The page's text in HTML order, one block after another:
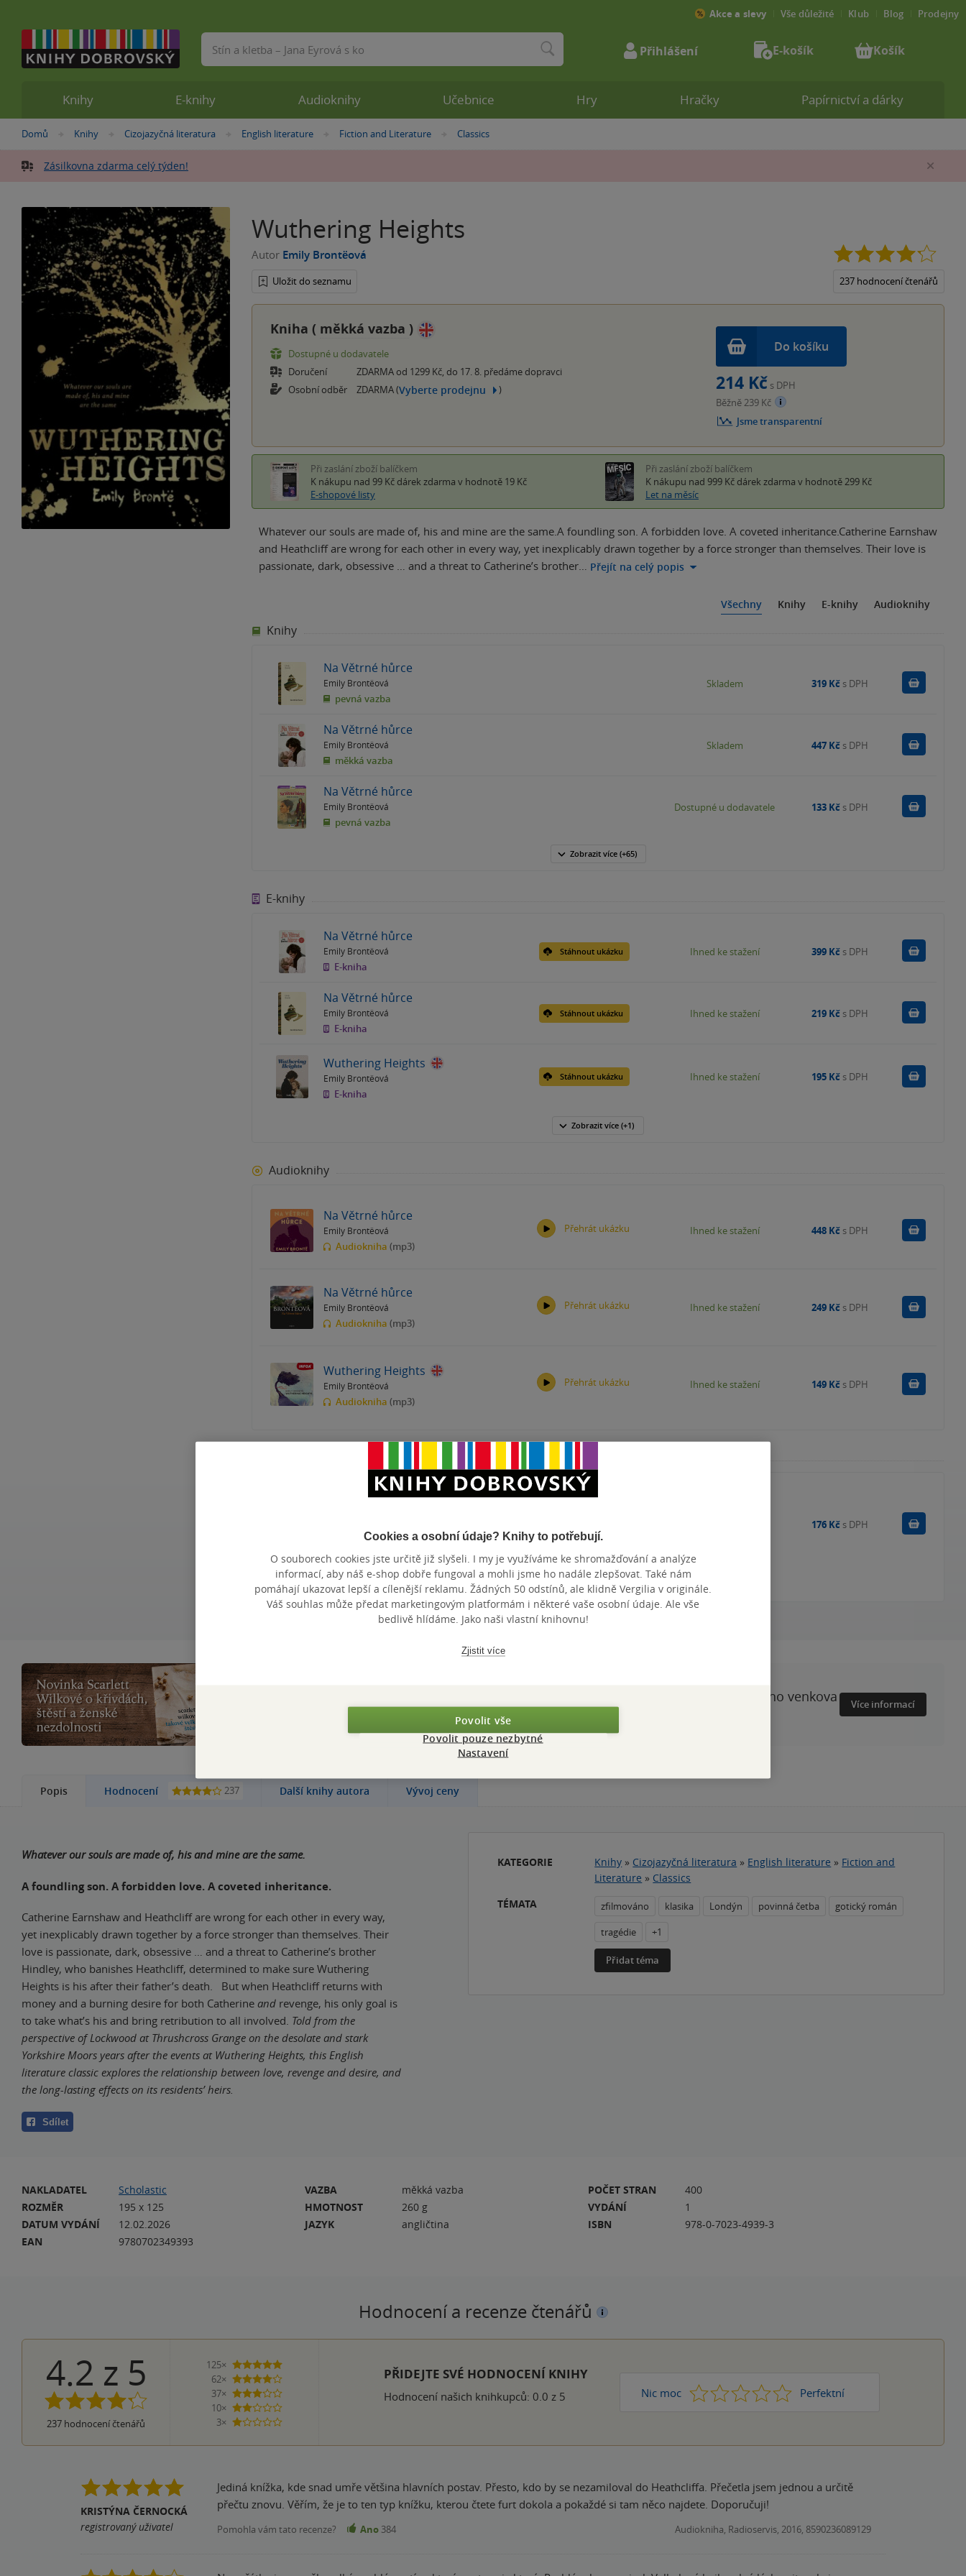
Nacházíte
zde:
Domů »
Knihy »
Cizojazyčná literatura »
English literature »Fiction and Literature »
Classics
Zásilkovna zdarma celý týden!
Wuthering Heights
Autor Emily Brontëová
Uložit do seznamu
5
237 hodnocení čtenářů
Kniha ( měkká vazba )
Dostupné u dodavatele
Doručení
ZDARMA od 1299 Kč, do 17. 8. předáme dopravci
Osobní odběr
ZDARMA (Vyberte prodejnu )
Do košíku
214 Kč s DPH
Běžně 239 Kč
Jsme transparentní
Při zaslání zboží balíčkem
K nákupu nad 99 Kč dárek zdarma v hodnotě 19 Kč
E-shopové listy
Při zaslání zboží balíčkem
K nákupu nad 999 Kč dárek zdarma v hodnotě 299 Kč
Let na měsíc
Whatever our souls are made of, his and mine are the same.A foundling son. A forbidden love. A coveted inheritance.Catherine Earnshaw
and Heathcliff are wrong for each other in every way, yet inexplicably drawn together by a force stronger than themselves. Their love is
passionate, dark, obsessive … and a threat to Catherine’s brother… Přejít na celý popis
Všechny Knihy E-knihy Audioknihy
Knihy
Na Větrné hůrce
Emily Brontëová
pevná vazba
Skladem 319 Kč s DPH
Na Větrné hůrce
Emily Brontëová
měkká vazba
Skladem 447 Kč s DPH
Na Větrné hůrce
Emily Brontëová
pevná vazba
Dostupné u dodavatele 133 Kč s DPH
Zobrazit více(+65)
E-knihy
Na Větrné hůrce
Emily Brontëová
E-kniha
Stáhnout ukázku Ihned ke stažení 399 Kč s DPH Koupit
Na Větrné hůrce
Emily Brontëová
E-kniha
Stáhnout ukázku Ihned ke stažení 219 Kč s DPH Koupit
Wuthering Heights
Emily Brontëová
E-kniha
Stáhnout ukázku Ihned ke stažení 195 Kč s DPH Koupit
Zobrazit více (+1)
Audioknihy
Na Větrné hůrce
Emily Brontëová
Audiokniha (mp3)
Přehrát ukázku Ihned ke stažení 448 Kč s DPH Koupit
Na Větrné hůrce
Emily Brontëová
Audiokniha (mp3)
Přehrát ukázku Ihned ke stažení 249 Kč s DPH Koupit
Wuthering Heights
Emily Brontëová
Audiokniha (mp3)
Přehrát ukázku
00:00
Ihned ke stažení 149 Kč s DPH Koupit
Les Hauts de Hurlevent - Niveau
Emily Brontëová
měkká vazba
176 Kč s DPH
Zobrazitvíce (+3)
Rodinná sága z poválečného Československa zachycuje osudy jedné ženy i proměny českého venkova
v době, kdy se životy měnily ze dne na den.
Více informací
Popis Hodnocení 237 Další knihy autora Vývoj ceny
Whatever our souls are made of, his and mine are the same.
A foundling son. A forbidden love. A coveted inheritance.
Catherine Earnshaw and Heathcliff are wrong for each other in every way,
yet inexplicably drawn together by a force stronger than themselves. Their
love is passionate, dark, obsessive … and a threat to Catherine’s brother
Hindley, who banishes Heathcliff, determined to make sure Wuthering
Heights is his after their father’s death. But when Heathcliff returns with
money and a burning desire for both Catherine and revenge, his only goal is
to take what’s his and bring retribution to all involved. Told from the
perspective of Lockwood at Thrushcross Grange on the desolate and stark
Yorkshire Moors years after the events at Wuthering Heights, this English
literature classic explores the relationship between love, revenge and desire, and
the long-lasting effects on its residents’ heirs.
Sdílet
KATEGORIE Knihy » Cizojazyčná literatura » English literature » Fiction and
Literature » Classics
TÉMATA
zfilmováno klasika Londýn povinná četba
gotický román
tragédie
+1
Přidat téma
NAKLADATEL
Scholastic
ROZMĚR
195 x 125
DATUM VYDÁNÍ
12.02.2026
EAN
9780702349393
VAZBA
měkká vazba
HMOTNOST
260 g
JAZYK
angličtina
POČET STRAN
400
VYDÁNÍ
1
ISBN
978-0-7023-4939-3
Hodnocení a recenze čtenářů
4.2 z 5
237 hodnocení čtenářů
125×
5 hvězdiček
62×
4 hvězdičky
37×
3 hvězdičky
10×
2 hvězdičky
3×
1 hvezdička
PŘIDEJTE SVÉ HODNOCENÍ KNIHY
Hodnocení našich knihkupců: 0.0 z 5 Nic moc 1 2 3 4 Perfektní
5
KRISTÝNA ČERNOCKÁ
registrovaný uživatel
Jediná knížka, kde snad umře většina hlavních postav. Přesto, kdo by se nezamiloval do Heathcliffa. Přečetla jsem jednou a určitě
přečtu znovu. Věřím, že je to ten typ knížku, kterou čtete furt dokola a pokaždé si tam něco najdete. Doporučuji!
Pomohla vám tato recenze? Ano 384 Audiokniha, Radioservis, 2016, 8590236089129
Knihy E-knihy Audioknihy Učebnice Hry Hračky Papírnictví a dárky
Akce a slevy Vše důležité Klub Blog Prodejny
Vyhledávání Přihlášení E-košík Košík
Cookies a osobní údaje? Knihy to potřebují.
O souborech cookies jste určitě již slyšeli. I my je využíváme ke shromažďování a analýze
informací, aby náš e-shop dobře fungoval a mohli jsme ho nadále zlepšovat. Také nám
pomáhají ukazovat lepší a cílenější reklamu. Žádných 50 odstínů, ale klidně Vergilia v originále.
Váš souhlas může předat marketingovým platformám i některé vaše osobní údaje. Ale vše
bedlivě hlídáme. Jako naši vlastní knihovnu!
Zjistit více
Povolit vše
Povolit pouze nezbytné
Nastavení